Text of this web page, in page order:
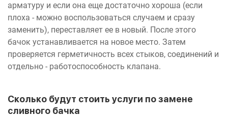
арматуру и если она еще достаточно хороша (если
плоха - можно воспользоваться случаем и сразу
заменить), переставляет ее в новый. После этого
бачок устанавливается на новое место. Затем
проверяется герметичность всех стыков, соединений и
отдельно - работоспособность клапана.
Сколько будут стоить услуги по замене
сливного бачка